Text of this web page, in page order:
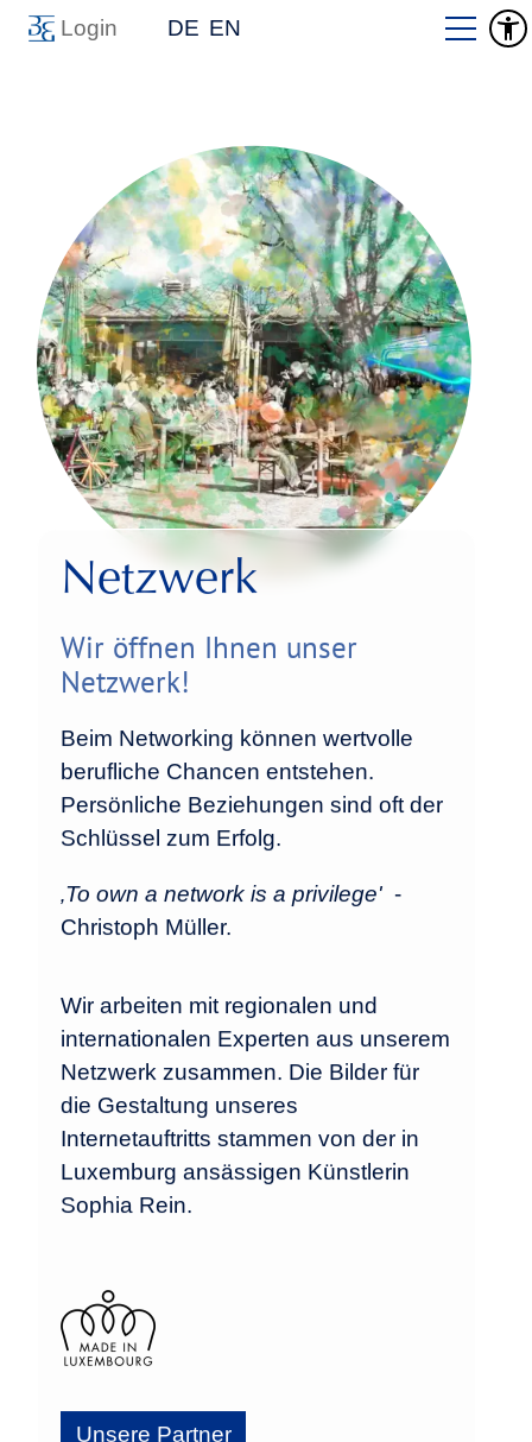
Login DE EN
Netzwerk
Wir öffnen Ihnen unser
Netzwerk!
Beim Networking können wertvolle
berufliche Chancen entstehen.
Persönliche Beziehungen sind oft der
Schlüssel zum Erfolg.
‚To own a network is a privilege' -
Christoph Müller.
Wir arbeiten mit regionalen und
internationalen Experten aus unserem
Netzwerk zusammen. Die Bilder für
die Gestaltung unseres
Internetauftritts stammen von der in
Luxemburg ansässigen Künstlerin
Sophia Rein.
Unsere Partner